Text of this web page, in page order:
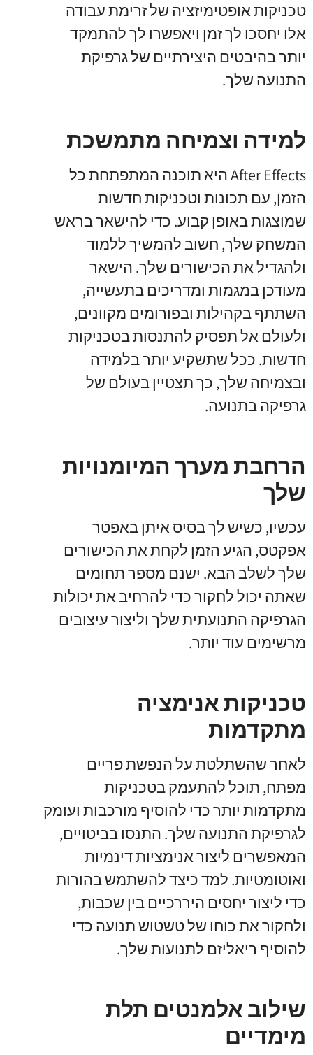
טכניקות אופטימיזציה של זרימת עבודה
אלו יחסכו לך זמן ויאפשרו לך להתמקד
יותר בהיבטים היצירתיים של גרפיקת
התנועה שלך.
למידה וצמיחה מתמשכת
After Effects היא תוכנה המתפתחת כל
הזמן, עם תכונות וטכניקות חדשות
שמוצגות באופן קבוע. כדי להישאר בראש
המשחק שלך, חשוב להמשיך ללמוד
ולהגדיל את הכישורים שלך. הישאר
מעודכן במגמות ומדריכים בתעשייה,
השתתף בקהילות ובפורומים מקוונים,
ולעולם אל תפסיק להתנסות בטכניקות
חדשות. ככל שתשקיע יותר בלמידה
ובצמיחה שלך, כך תצטיין בעולם של
גרפיקה בתנועה.
הרחבת מערך המיומנויות
שלך
עכשיו, כשיש לך בסיס איתן באפטר
אפקטס, הגיע הזמן לקחת את הכישורים
שלך לשלב הבא. ישנם מספר תחומים
שאתה יכול לחקור כדי להרחיב את יכולות
הגרפיקה התנועתית שלך וליצור עיצובים
מרשימים עוד יותר.
טכניקות אנימציה
מתקדמות
לאחר שהשתלטת על הנפשת פריים
מפתח, תוכל להתעמק בטכניקות
מתקדמות יותר כדי להוסיף מורכבות ועומק
לגרפיקת התנועה שלך. התנסו בביטויים,
המאפשרים ליצור אנימציות דינמיות
ואוטומטיות. למד כיצד להשתמש בהורות
כדי ליצור יחסים היררכיים בין שכבות,
ולחקור את כוחו של טשטוש תנועה כדי
להוסיף ריאליזם לתנועות שלך.
שילוב אלמנטים תלת
מימדיים